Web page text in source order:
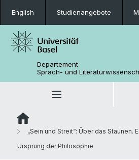
English Studienangebote
Departement
Sprach- und
„Sein und Streit“: Über das Staunen.
Ursprung der Philosophie